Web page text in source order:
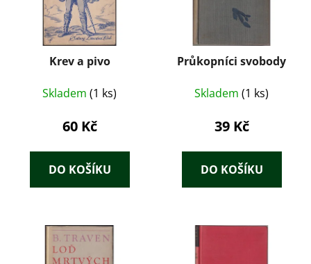
Krev a pivo
Skladem (1 ks)
60 Kč
DO KOŠÍKU
Průkopníci svobody
Skladem (1 ks)
39 Kč
DO KOŠÍKU